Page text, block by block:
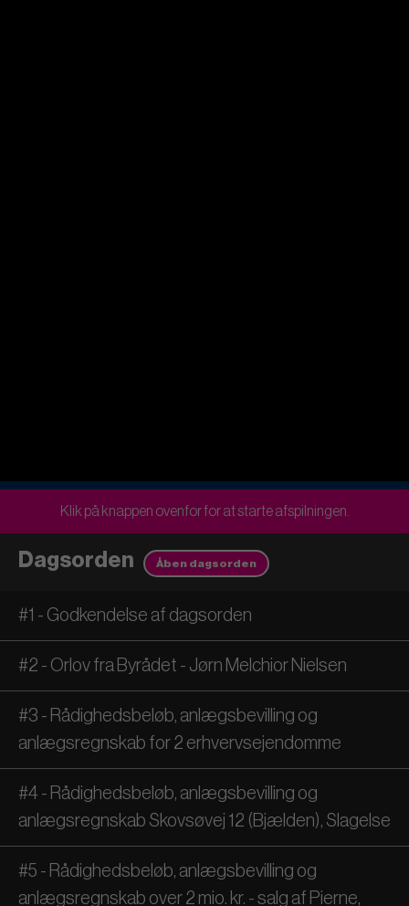
Klik på knappen ovenfor for at starte afspilningen.
Dagsorden Åben dagsorden
#1 - Godkendelse af dagsorden
#2 - Orlov fra Byrådet - Jørn Melchior Nielsen
#3 - Rådighedsbeløb, anlægsbevilling og
anlægsregnskab for 2 erhvervsejendomme
#4 - Rådighedsbeløb, anlægsbevilling og
anlægsregnskab Skovsøvej 12 (Bjælden), Slagelse
#5 - Rådighedsbeløb, anlægsbevilling og
anlægsregnskab over 2 mio. kr. - salg af Pierne,